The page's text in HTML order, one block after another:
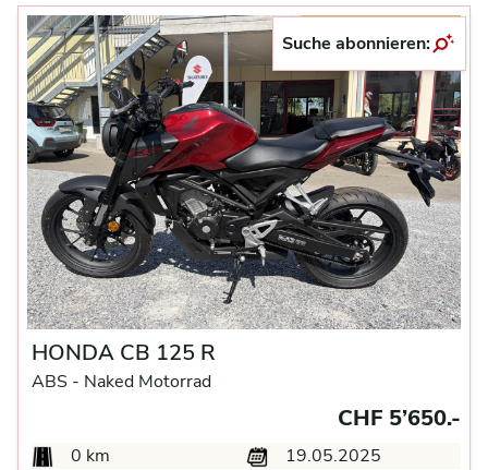
Tageseinlösung
HONDA CB 125 R
ABS - Naked Motorrad
CHF 5’650.-
0 km
19.05.2025
Suche abonnieren: